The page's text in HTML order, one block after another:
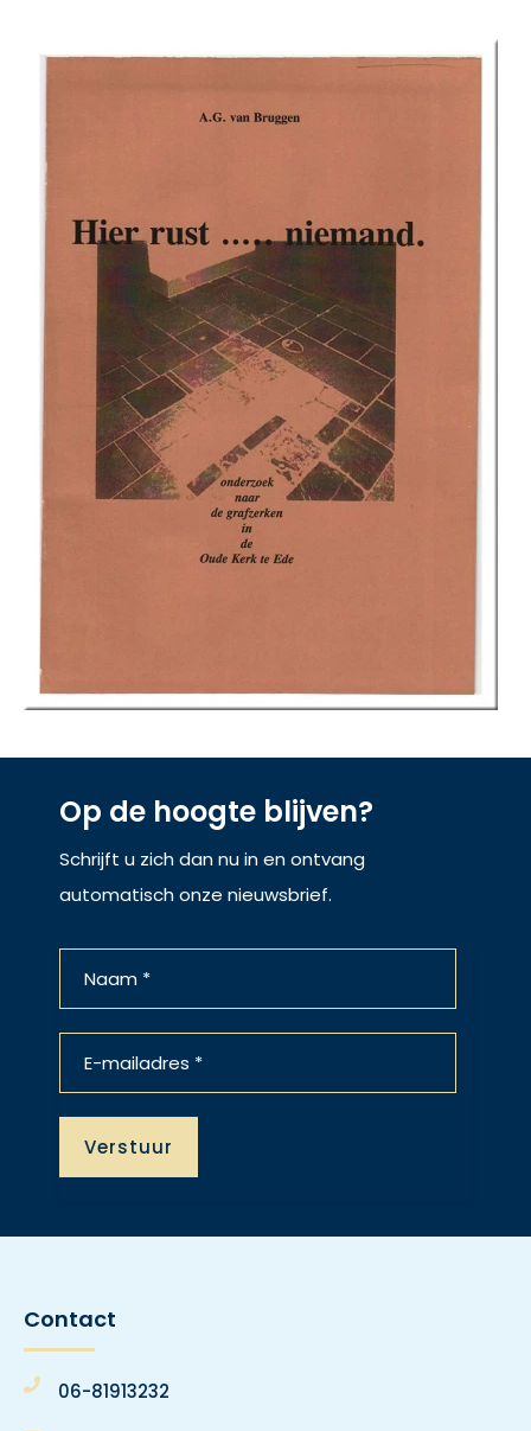
Op de hoogte blijven?
Schrijft u zich dan nu in en ontvang
automatisch onze nieuwsbrief.
Contact
06-81913232